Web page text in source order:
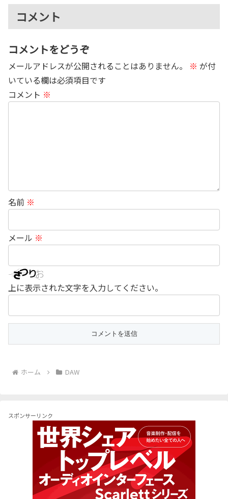
コメント
コメントをどうぞ
メールアドレスが公開されることはありません。 ※ が付
いている欄は必須項目です
コメント ※
名前 ※
メール ※
上に表示された文字を入力してください。
ホーム DAW
スポンサーリンク